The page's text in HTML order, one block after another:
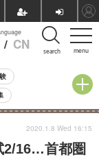
menu
/ CN search
校受験
2/16…首都圏
2020.1.8 Wed 16:15